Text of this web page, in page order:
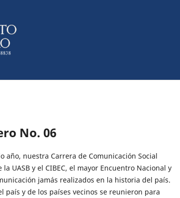
No. 06
año, nuestra Carrera de Comunicación Social
UASB y el CIBEC, el mayor Encuentro Nacional y
jamás realizados en la historia del país.
país y de los países vecinos se reunieron para